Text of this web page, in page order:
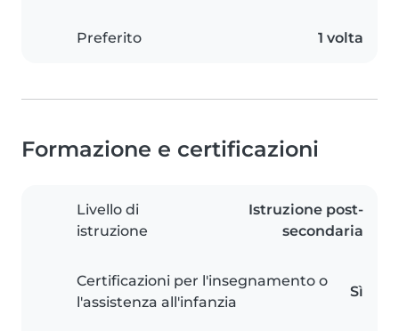
Preferito 1 volta
Formazione e certificazioni
Livello di
istruzione
Istruzione post-
secondaria
Certificazioni per l'insegnamento o
l'assistenza all'infanzia
Sì